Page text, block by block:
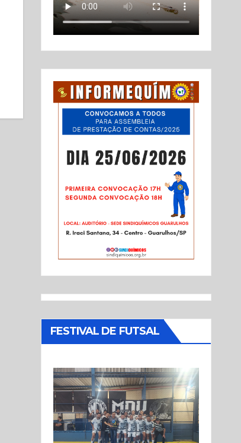
FESTIVAL DE FUTSAL